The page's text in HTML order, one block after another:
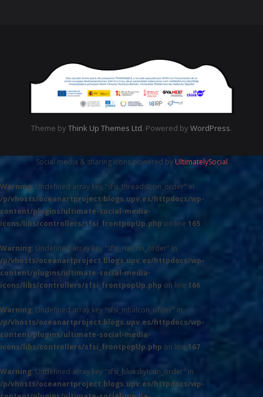
Theme by Think Up Themes Ltd. Powered by WordPress.
Social media & sharing icons powered byUltimatelySocial
Warning: Undefined array key "sfsi_threadsIcon_order" in
/p/vhosts/oceanartproject.blogs.upv.es/httpdocs/wp-
content/plugins/ultimate-social-media-
icons/libs/controllers/sfsi_frontpopUp.php on line 165
Warning: Undefined array key "sfsi_riaIcon_order" in
/p/vhosts/oceanartproject.blogs.upv.es/httpdocs/wp-
content/plugins/ultimate-social-media-
icons/libs/controllers/sfsi_frontpopUp.php on line 166
Warning: Undefined array key "sfsi_inhaIcon_order" in
/p/vhosts/oceanartproject.blogs.upv.es/httpdocs/wp-
content/plugins/ultimate-social-media-
icons/libs/controllers/sfsi_frontpopUp.php on line 167
Warning: Undefined array key "sfsi_blueskyIcon_order" in
/p/vhosts/oceanartproject.blogs.upv.es/httpdocs/wp-